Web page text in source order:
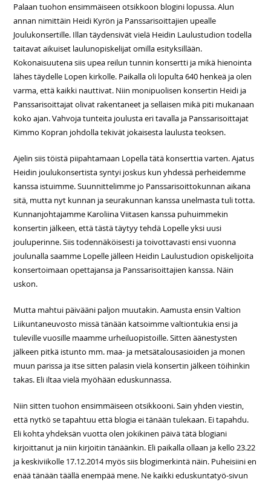
Palaan tuohon ensimmäiseen otsikkoon blogini lopussa. Alun
annan nimittäin Heidi Kyrön ja Panssarisoittajien upealle
Joulukonsertille. Illan täydensivät vielä Heidin Laulustudion todella
taitavat aikuiset laulunopiskelijat omilla esityksillään.
Kokonaisuutena siis upea reilun tunnin konsertti ja mikä hienointa
lähes täydelle Lopen kirkolle. Paikalla oli lopulta 640 henkeä ja olen
varma, että kaikki nauttivat. Niin monipuolisen konsertin Heidi ja
Panssarisoittajat olivat rakentaneet ja sellaisen mikä piti mukanaan
koko ajan. Vahvoja tunteita joulusta eri tavalla ja Panssarisoittajat
Kimmo Kopran johdolla tekivät jokaisesta laulusta teoksen.
Ajelin siis töistä piipahtamaan Lopella tätä konserttia varten. Ajatus
Heidin joulukonsertista syntyi joskus kun yhdessä perheidemme
kanssa istuimme. Suunnittelimme jo Panssarisoittokunnan aikana
sitä, mutta nyt kunnan ja seurakunnan kanssa unelmasta tuli totta.
Kunnanjohtajamme Karoliina Viitasen kanssa puhuimmekin
konsertin jälkeen, että tästä täytyy tehdä Lopelle yksi uusi
jouluperinne. Siis todennäköisesti ja toivottavasti ensi vuonna
joulunalla saamme Lopelle jälleen Heidin Laulustudion opiskelijoita
konsertoimaan opettajansa ja Panssarisoittajien kanssa. Näin
uskon.
Mutta mahtui päivääni paljon muutakin. Aamusta ensin Valtion
Liikuntaneuvosto missä tänään katsoimme valtiontukia ensi ja
tuleville vuosille maamme urheiluopistoille. Sitten äänestysten
jälkeen pitkä istunto mm. maa- ja metsätalousasioiden ja monen
muun parissa ja itse sitten palasin vielä konsertin jälkeen töihinkin
takas. Eli iltaa vielä myöhään eduskunnassa.
Niin sitten tuohon ensimmäiseen otsikkooni. Sain yhden viestin,
että nytkö se tapahtuu että blogia ei tänään tulekaan. Ei tapahdu.
Eli kohta yhdeksän vuotta olen jokikinen päivä tätä blogiani
kirjoittanut ja niin kirjoitin tänäänkin. Eli paikalla ollaan ja kello 23.22
ja keskiviikolle 17.12.2014 myös siis blogimerkintä näin. Puheisiini en
enää tänään täällä enempää mene. Ne kaikki eduskuntatyö-sivun